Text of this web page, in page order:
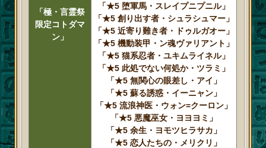
「極・言霊祭
限定コトダマ
ン」
「★5 堕軍馬・スレイプニプニル」
「★5 創り出す者・シュラシュマー」
「★5 近寄り難き者・ドゥルガオー」
「★5 機動装甲・ン魂ヴァリアント」
「★5 猫系忍者・ユキムライネル」
「★5 此処でない何処か・ツラミ」
「★5 無関心の眼差し・アイ」
「★5 蘇る誘惑・イーニャン」
「★5 流浪神医・ウォン=クーロン」
「★5 悪魔巫女・ヨヨヨミ」
「★5 余生・ヨモツヒラサカ」
「★5 恋人たちの・メリクリ」